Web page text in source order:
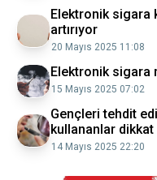
Elektronik sigara
artırıyor
20 Mayıs 2025 11:08
Elektronik sigara
15 Mayıs 2025 07:02
Gençleri tehdit
kullananlar dikkat
14 Mayıs 2025 22:20